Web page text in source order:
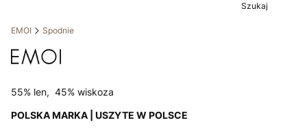
Szukaj
EMOI Spodnie
55% len, 45% wiskoza
POLSKA MARKA | USZYTE W POLSCE